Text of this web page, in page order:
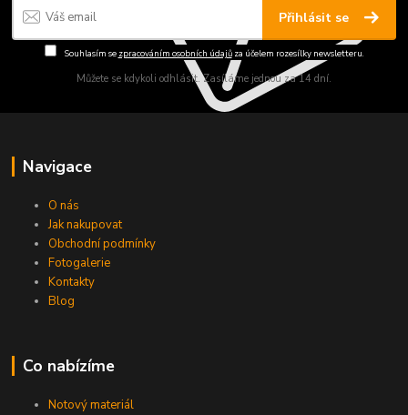
Přihlásit se
Souhlasím se zpracováním osobních údajůza účelem rozesílky newsletteru.
Můžete se kdykoli odhlásit. Zasíláme jednou za 14 dní.
Navigace
O nás
Jak nakupovat
Obchodní podmínky
Fotogalerie
Kontakty
Blog
Co nabízíme
Notový materiál